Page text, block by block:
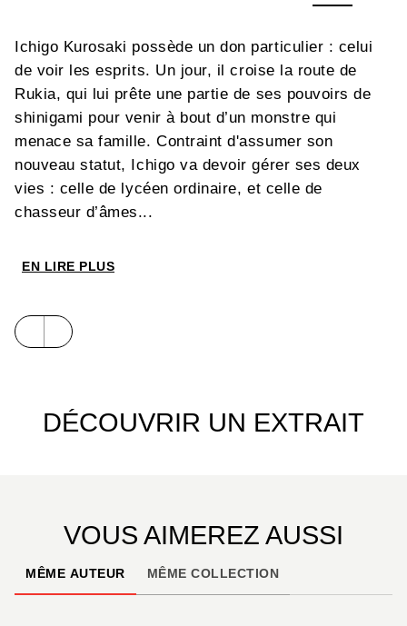
Ichigo Kurosaki possède un don particulier : celui
de voir les esprits. Un jour, il croise la route de
Rukia, qui lui prête une partie de ses pouvoirs de
shinigami pour venir à bout d’un monstre qui
menace sa famille. Contraint d'assumer son
nouveau statut, Ichigo va devoir gérer ses deux
vies : celle de lycéen ordinaire, et celle de
chasseur d’âmes...
EN LIRE PLUS
DÉCOUVRIR UN EXTRAIT
VOUS AIMEREZ AUSSI
MÊME AUTEUR MÊME COLLECTION